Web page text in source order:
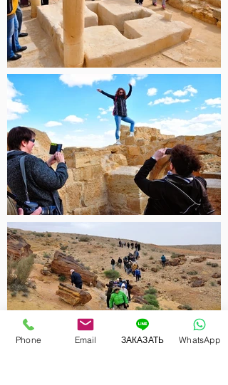
Phone Email ЗАКАЗАТЬ WhatsApp